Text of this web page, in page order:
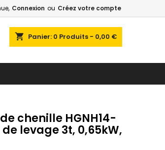
Connexion ou Créez votre compte
shopping_cart Panier: 0 Produits - 0,00 €
chenille HGNH14-
levage 3t, 0,65kW,